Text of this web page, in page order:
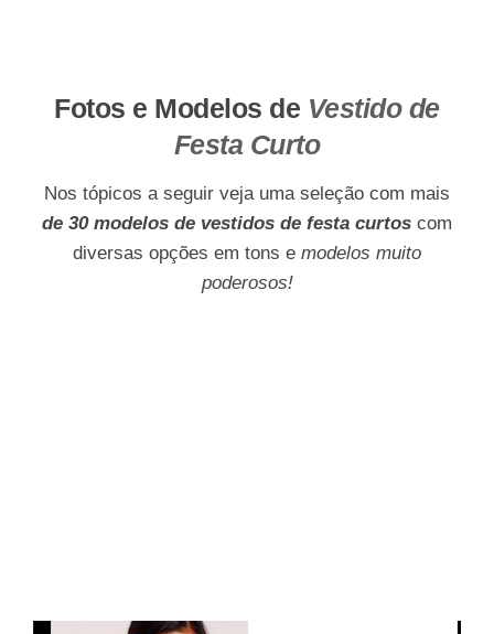
Fotos e Modelos de Vestido de
Festa Curto
Nos tópicos a seguir veja uma seleção com mais
de 30 modelos de vestidos de festa curtos com
diversas opções em tons e modelos muito
poderosos!